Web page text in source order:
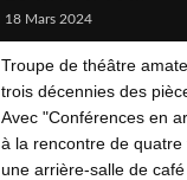
18 Mars 2024
Troupe de théâtre
trois décennies des
Avec "Conférences en
à la rencontre de
une arrière-salle de